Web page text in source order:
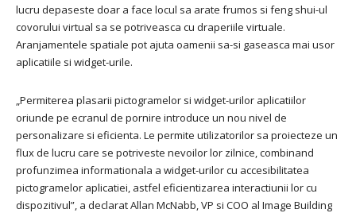
lucru depaseste doar a face locul sa arate frumos si feng shui-ul
covorului virtual sa se potriveasca cu draperiile virtuale.
Aranjamentele spatiale pot ajuta oamenii sa-si gaseasca mai usor
aplicatiile si widget-urile.
„Permiterea plasarii pictogramelor si widget-urilor aplicatiilor
oriunde pe ecranul de pornire introduce un nou nivel de
personalizare si eficienta. Le permite utilizatorilor sa proiecteze un
flux de lucru care se potriveste nevoilor lor zilnice, combinand
profunzimea informationala a widget-urilor cu accesibilitatea
pictogramelor aplicatiei, astfel eficientizarea interactiunii lor cu
dispozitivul”, a declarat Allan McNabb, VP si COO al Image Building